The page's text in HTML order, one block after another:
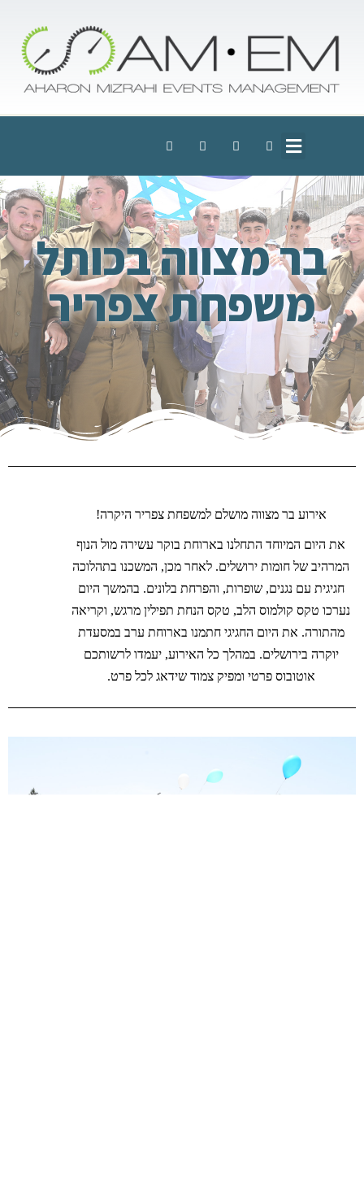
בר מצווה בכותל
‎⁨משפחת צפריר
אירוע בר מצווה מושלם למשפחת צפריר היקרה!
את היום המיוחד התחלנו בארוחת בוקר עשירה מול הנוף
המרהיב של חומות ירושלים. לאחר מכן, המשכנו בתהלוכה
חגיגית עם נגנים, שופרות, והפרחת בלונים. בהמשך היום
נערכו טקס קולמוס הלב, טקס הנחת תפילין מרגש, וקריאה
מהתורה. את היום החגיגי חתמנו בארוחת ערב במסעדת
יוקרה בירושלים. במהלך כל האירוע, יעמדו לרשותכם
אוטובוס פרטי ומפיק צמוד שידאג לכל פרט.